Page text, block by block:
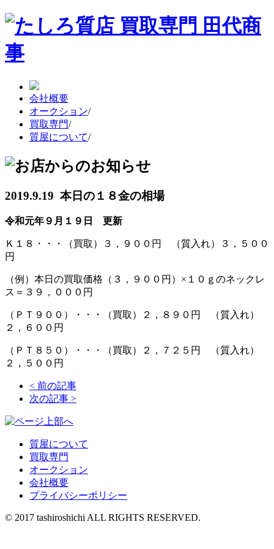
会社概要
オークション/
買取専門/
質屋について/
2019.9.19 本日の１８金の相場
令和元年９月１９日 更新
Ｋ１８・・・（買取）３，９００円 （質入れ）３，５００
円
（例）本日の買取価格（３，９００円）×１０ｇのネックレ
ス＝３９，０００円
（ＰＴ９００）・・・（買取）２，８９０円 （質入れ）
２，６００円
（ＰＴ８５０）・・・（買取）２，７２５円 （質入れ）
２，５００円
< 前の記事
次の記事 >
質屋について
買取専門
オークション
会社概要
プライバシーポリシー
© 2017 tashiroshichi ALL RIGHTS RESERVED.